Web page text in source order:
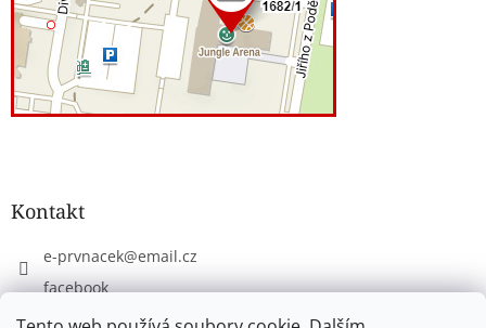
Kontakt
e-prvnacek@email.cz
facebook
eprvnacek